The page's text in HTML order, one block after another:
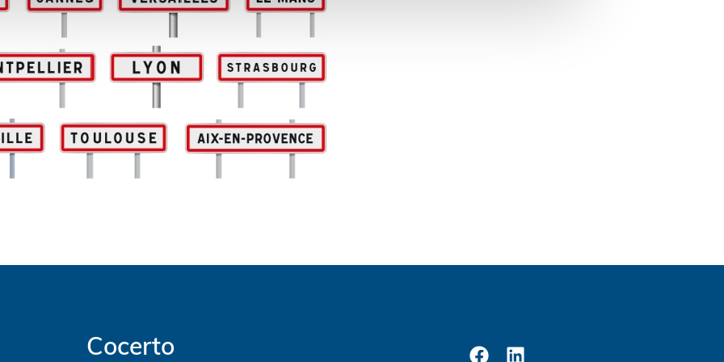
Cocerto